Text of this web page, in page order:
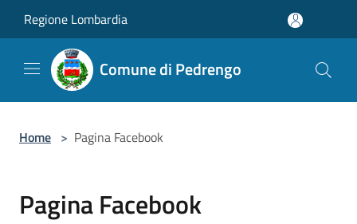
Regione Lombardia
Comune di Pedrengo
Home > Pagina Facebook
Pagina Facebook